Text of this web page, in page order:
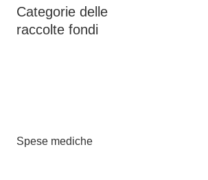
Categorie delle
raccolte fondi
Spese mediche